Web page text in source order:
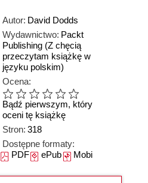
Autor: David Dodds
Wydawnictwo: Packt
Publishing (Z chęcią
przeczytam książkę w
języku polskim)
Ocena:
Bądź pierwszym, który
oceni tę książkę
Stron: 318
Dostępne formaty:
PDFePubMobi